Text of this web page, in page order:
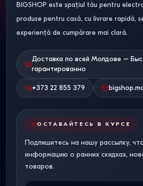
BIGSHOP este spațiul tău pentru
produse pentru casă, cu livrare rapidă,
experiență de cumpărare mai clară.
Доставка по всей Молдове –
гарантированно
+373 22 855 379
ОСТАВАЙТЕСЬ В КУРСЕ
Подпишитесь на нашу рассылку,
информацию о ранних скидках,
товаров.